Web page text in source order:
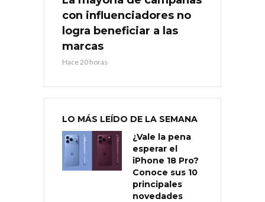
con influenciadores no
logra beneficiar a las
marcas
Hace 20 horas
LO MÁS LEÍDO DE LA SEMANA
¿Vale la pena
esperar el
iPhone 18 Pro?
Conoce sus 10
principales
novedades